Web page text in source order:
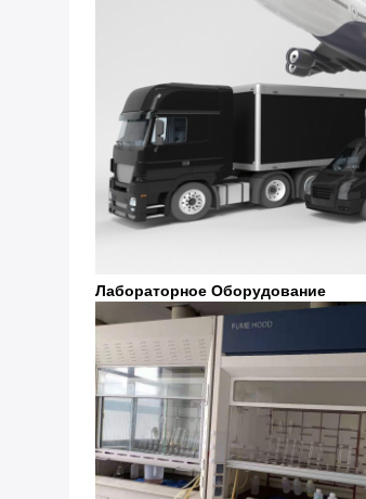
Лабораторное Оборудование